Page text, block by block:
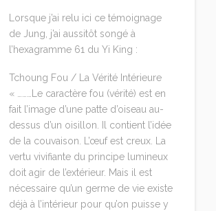
Lorsque j’ai relu ici ce témoignage
de Jung, j’ai aussitôt songé à
l’hexagramme 61 du Yi King :
Tchoung Fou / La Vérité Intérieure
« ………Le caractère fou (vérité) est en
fait l’image d’une patte d’oiseau au-
dessus d’un oisillon. Il contient l’idée
de la couvaison. L’œuf est creux. La
vertu vivifiante du principe lumineux
doit agir de l’extérieur. Mais il est
nécessaire qu’un germe de vie existe
déjà à l’intérieur pour qu’on puisse y